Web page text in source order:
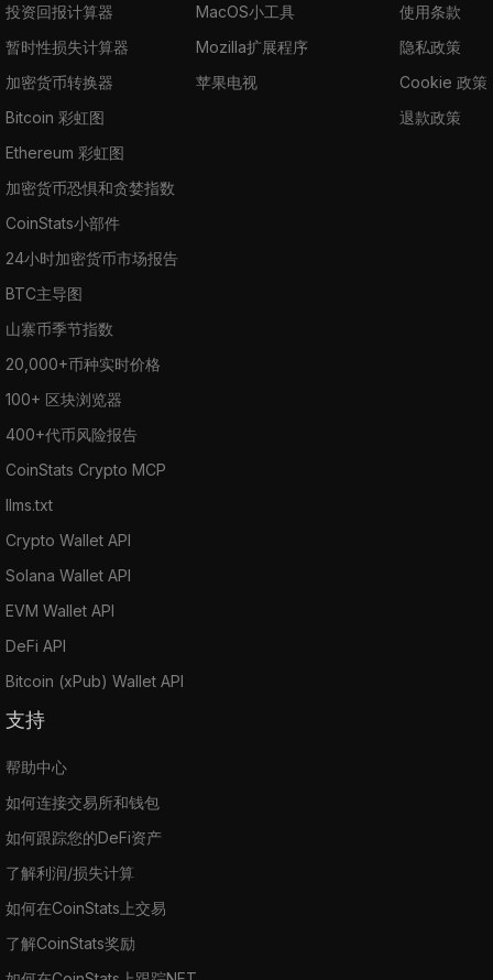
投资回报计算器
暂时性损失计算器
加密货币转换器
Bitcoin 彩虹图
Ethereum 彩虹图
加密货币恐惧和贪婪指数
CoinStats小部件
24小时加密货币市场报告
BTC主导图
山寨币季节指数
20,000+币种实时价格
100+ 区块浏览器
400+代币风险报告
CoinStats Crypto MCP
llms.txt
Crypto Wallet API
Solana Wallet API
EVM Wallet API
DeFi API
Bitcoin (xPub) Wallet API
MacOS小工具
Mozilla扩展程序
苹果电视
使用条款
隐私政策
Cookie 政策
退款政策
支持
帮助中心
如何连接交易所和钱包
如何跟踪您的DeFi资产
了解利润/损失计算
如何在CoinStats上交易
了解CoinStats奖励